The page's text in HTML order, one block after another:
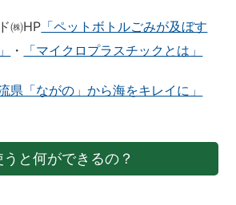
㈱HP 「ペットボトルごみが及ぼす
・ 「マイクロプラスチックとは」
流県「ながの」から海をキレイに」
と何ができるの？